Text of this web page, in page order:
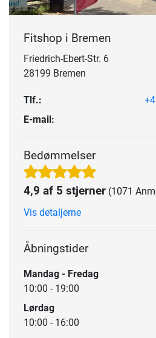
Fitshop i Bremen
Friedrich-Ebert-Str. 6
28199 Bremen
Tlf.:
E-mail:
Bedømmelser
4,9 af 5 stjerner (1071
Vis detaljerne
Åbningstider
Mandag - Fredag
10:00 - 19:00
Lørdag
10:00 - 16:00